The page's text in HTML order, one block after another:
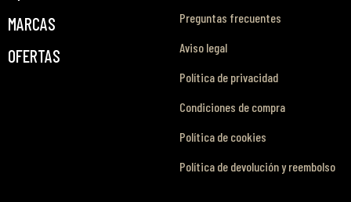
MARCAS
OFERTAS
Preguntas frecuentes
Aviso legal
Política de privacidad
Condiciones de compra
Política de cookies
Política de devolución y reembolso